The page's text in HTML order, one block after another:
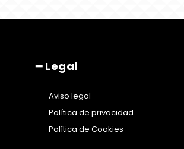
━ Legal
Aviso legal
Política de privacidad
Política de Cookies